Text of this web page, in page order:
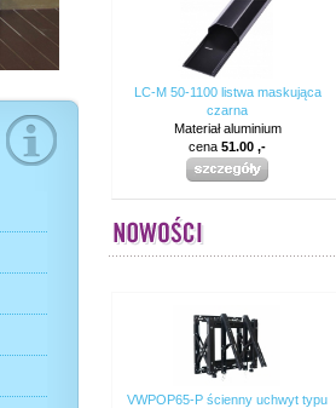
LC-M 50-1100 listwa maskująca
czarna
Materiał aluminium
cena 51.00 ,-
VWPOP65-P ścienny uchwyt typu